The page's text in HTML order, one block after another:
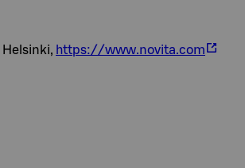
Helsinki, https://www.novita.com